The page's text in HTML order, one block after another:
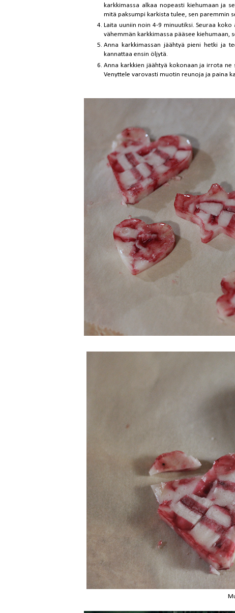
karkkimassa alkaa nopeasti kiehumaan ja
mitä paksumpi karkista tulee, sen paremmin
Laita uuniin noin 4-9 minuutiksi. Seuraa
vähemmän karkkimassa pääsee kiehumaan,
Anna karkkimassan jäähtyä pieni hetki ja
kannattaa ensin öljytä.
Anna karkkien jäähtyä kokonaan ja irrota ne
Venyttele varovasti muotin reunoja ja paina